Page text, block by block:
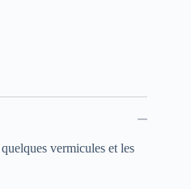
vermicules et les